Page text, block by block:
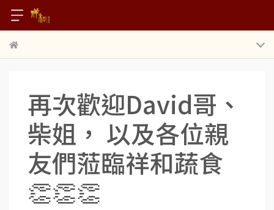
再次歡迎David哥、
柴姐， 以及各位親
友們蒞臨祥和蔬食
👏👏👏